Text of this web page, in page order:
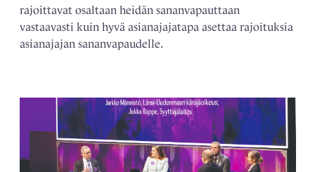
rajoittavat osaltaan heidän sananvapauttaan
vastaavasti kuin hyvä asianajajatapa asettaa rajoituksia
asianajajan sananvapaudelle.